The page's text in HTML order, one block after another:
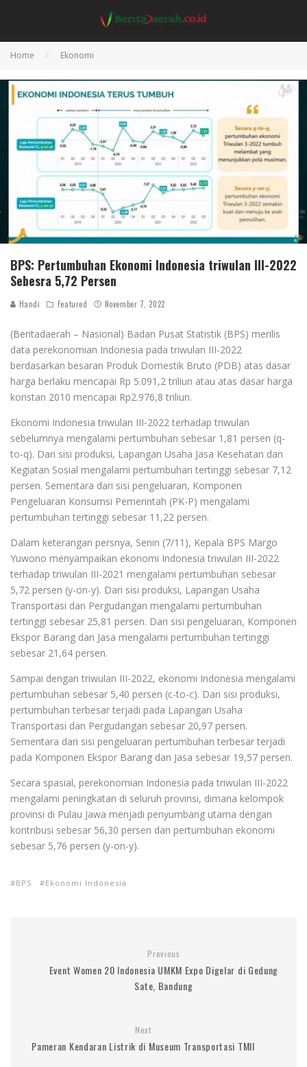
Home Ekonomi
BPS: Pertumbuhan Ekonomi Indonesia triwulan III-2022
Sebesra 5,72 Persen
Handi Featured November 7, 2022
(Beritadaerah – Nasional) Badan Pusat Statistik (BPS) merilis
data perekonomian Indonesia pada triwulan III-2022
berdasarkan besaran Produk Domestik Bruto (PDB) atas dasar
harga berlaku mencapai Rp 5.091,2 triliun atau atas dasar harga
konstan 2010 mencapai Rp2.976,8 triliun.
Ekonomi Indonesia triwulan III-2022 terhadap triwulan
sebelumnya mengalami pertumbuhan sebesar 1,81 persen (q-
to-q). Dari sisi produksi, Lapangan Usaha Jasa Kesehatan dan
Kegiatan Sosial mengalami pertumbuhan tertinggi sebesar 7,12
persen. Sementara dari sisi pengeluaran, Komponen
Pengeluaran Konsumsi Pemerintah (PK-P) mengalami
pertumbuhan tertinggi sebesar 11,22 persen.
Dalam keterangan persnya, Senin (7/11), Kepala BPS Margo
Yuwono menyampaikan ekonomi Indonesia triwulan III-2022
terhadap triwulan III-2021 mengalami pertumbuhan sebesar
5,72 persen (y-on-y). Dari sisi produksi, Lapangan Usaha
Transportasi dan Pergudangan mengalami pertumbuhan
tertinggi sebesar 25,81 persen. Dari sisi pengeluaran, Komponen
Ekspor Barang dan Jasa mengalami pertumbuhan tertinggi
sebesar 21,64 persen.
Sampai dengan triwulan III-2022, ekonomi Indonesia mengalami
pertumbuhan sebesar 5,40 persen (c-to-c). Dari sisi produksi,
pertumbuhan terbesar terjadi pada Lapangan Usaha
Transportasi dan Pergudangan sebesar 20,97 persen.
Sementara dari sisi pengeluaran pertumbuhan terbesar terjadi
pada Komponen Ekspor Barang dan Jasa sebesar 19,57 persen.
Secara spasial, perekonomian Indonesia pada triwulan III-2022
mengalami peningkatan di seluruh provinsi, dimana kelompok
provinsi di Pulau Jawa menjadi penyumbang utama dengan
kontribusi sebesar 56,30 persen dan pertumbuhan ekonomi
sebesar 5,76 persen (y-on-y).
BPS Ekonomi Indonesia
Previous
Event Women 20 Indonesia UMKM Expo Digelar di Gedung
Sate, Bandung
Next
Pameran Kendaran Listrik di Museum Transportasi TMII